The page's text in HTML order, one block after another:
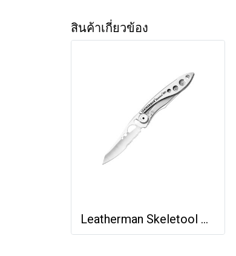
สินค้าเกี่ยวข้อง
Leatherman Skeletool KBx